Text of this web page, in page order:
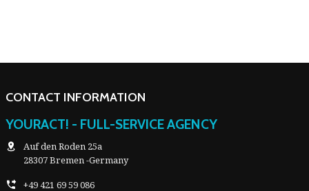
CONTACT INFORMATION
YOURACT! - FULL-SERVICE AGENCY
Auf den Roden 25a
28307 Bremen -Germany
+49 421 69 59 086